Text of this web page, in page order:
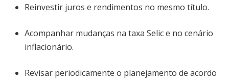
Reinvestir juros e rendimentos no mesmo título.
Acompanhar mudanças na taxa Selic e no cenário
inflacionário.
Revisar periodicamente o planejamento de acordo